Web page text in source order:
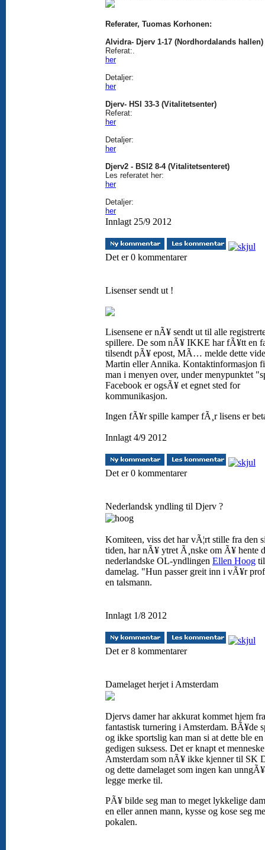
Referater, Tuomas Korhonen:
Alvidra- Djerv 1-17 (Nordhordalands hallen)
Referat:.
her
Detaljer:
her
Djerv- HSI 33-3 (Vitalitetsenter)
Referat:
her
Detaljer:
her
Djerv2 - BSI2 8-4 (Vitalitetsenteret)
Les referatet her:
her
Detaljer:
her
Innlagt 25/9 2012
Det er 0 kommentarer
Lisenser sendt ut !
Lisensene er nÃ¥ sendt ut til alle
spillere. De som nÃ¥ IKKE har fÃ¥tt en
tilsendt pÃ¥ epost, MÃ… melde dette
Martin eller Annika. Kontaktinformasjon
man i menyen over, under menypunktet
Facebook er ogsÃ¥ et egnet sted for
kommunikasjon.
Ingen fÃ¥r spille kamper fÃ¸r lisens er
Innlagt 4/9 2012
Det er 0 kommentarer
Nederlandsk yndling til Djerv ?
Komiteen, viss det har vÃ¦rt stille fra den
tiden, har nÃ¥ ytret Ã¸nske om Ã¥ hente
nederlandske OL-yndlingen Ellen Hoog
damelag. "Hun passer greit inn i vÃ¥r
en talsmann.
Innlagt 1/8 2012
Det er 8 kommentarer
Damelaget herjet i Amsterdam
Djervs damer har akkurat kommet hjem
fantastisk turnering i Amsterdam. BÃ¥de
og ikke sportslig kan man si at dette ble en
gedigen suksess. Det er knapt et
Amsterdam som nÃ¥ ikke kjenner til SK
og dette damelaget som ingen kan
legge merke til.
PÃ¥ bilde seg man to meget lykkelige
en eller annen mann, kysse og kose seg
pokalen.